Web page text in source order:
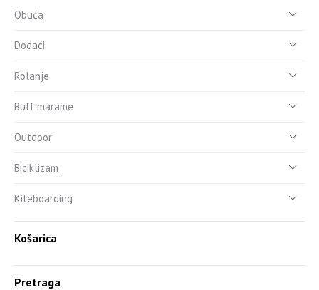
Obuća
Dodaci
Rolanje
Buff marame
Outdoor
Biciklizam
Kiteboarding
Košarica
Pretraga